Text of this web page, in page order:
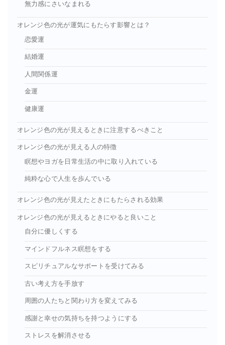
無力感にさいなまれる
オレンジ色の光が運気にもたらす影響とは？
恋愛運
結婚運
人間関係運
金運
健康運
オレンジ色の光が見えるときに注意するべきこと
オレンジ色の光が見える人の特徴
瞑想やヨガを日常生活の中に取り入れている
純粋な心で人生を歩んでいる
オレンジ色の光が見えたときにもたらされる効果
オレンジ色の光が見えるときにやると良いこと
自分に優しくする
マインドフルネス瞑想をする
スピリチュアルなサポートを受けてみる
古い考え方を手放す
周囲の人たちと関わり方を変えてみる
感謝と幸せの気持ちを持つようにする
ストレスを解消させる